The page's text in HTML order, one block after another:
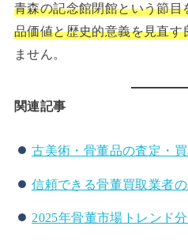
青森の記念館閉館という節
品価値と歴史的意義を見直す
ません。
関連記事
古美術・骨董品の査定・
信頼できる骨董買取業者
2025年骨董市場トレンド